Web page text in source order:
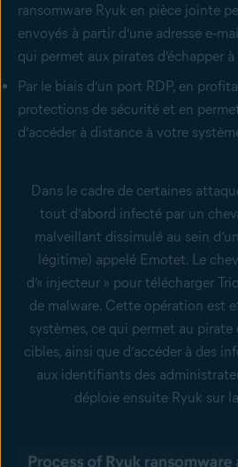
ransomware Ryuk en pièce jointe
envoyés à partir d’une adresse
qui permet aux pirates d’échapper
Par le biais d’un port RDP, en
protections de sécurité et en
d’accéder à distance à votre
Dans le cadre de certaines
tout d’abord infecté par un
malveillant dissimulé au sein
légitime) appelé Emotet. Le
d’« injecteur » pour télécharger
de malware. Cette opération est
systèmes, ce qui permet au
cibles, ainsi que d’accéder à des
aux identifiants des
déploie ensuite Ryuk sur